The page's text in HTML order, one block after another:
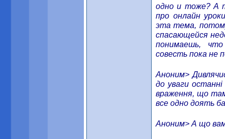
одно и тоже? А
про онлайн
эта тема,
спасающейся
понимаешь,
совесть пока не
Аноним>
до уваги
враження, що
все одно доять
Аноним> А що вам